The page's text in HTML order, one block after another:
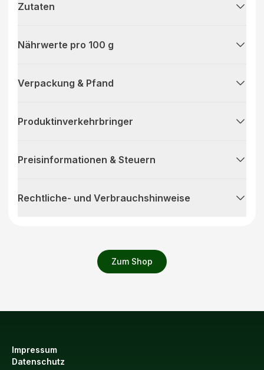
Zum Shop
Zutaten
Nährwerte pro 100 g
Verpackung & Pfand
Produktinverkehrbringer
Preisinformationen & Steuern
Rechtliche- und Verbrauchshinweise
Impressum
Datenschutz